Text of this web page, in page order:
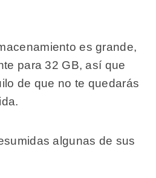
es grande,
para 32 GB, así que
de que no te quedarás
algunas de sus